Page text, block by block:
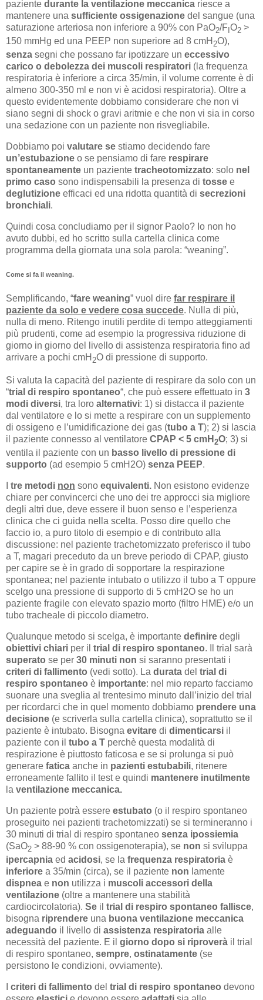
paziente durante la ventilazione meccanica riesce a
mantenere una sufficiente ossigenazione del sangue (una
saturazione arteriosa non inferiore a 90% con PaO2/F O2 >
150 mmHg ed una PEEP non superiore ad 8 cmH 2O),
senza segni che possano far ipotizzare un eccessivo
carico o debolezza dei muscoli respiratori (la frequenza
respiratoria è inferiore a circa 35/min, il volume corrente è di
almeno 300-350 ml e non vi è acidosi respiratoria). Oltre a
questo evidentemente dobbiamo considerare che non vi
siano segni di shock o gravi aritmie e che non vi sia in corso
una sedazione con un paziente non risvegliabile.
Dobbiamo poi valutare se stiamo decidendo fare
un’estubazione o se pensiamo di fare respirare
spontaneamente un paziente tracheotomizzato: solo nel
primo caso sono indispensabili la presenza di tosse e
deglutizione efficaci ed una ridotta quantità di secrezioni
bronchiali.
Quindi cosa concludiamo per il signor Paolo? Io non ho
avuto dubbi, ed ho scritto sulla cartella clinica come
programma della giornata una sola parola: “weaning”.
Come si fa il weaning.
Semplificando, “fare weaning” vuol dire far respirare il
paziente da solo e vedere cosa succede. Nulla di più,
nulla di meno. Ritengo inutili perdite di tempo atteggiamenti
più prudenti, come ad esempio la progressiva riduzione di
giorno in giorno del livello di assistenza respiratoria fino ad
arrivare a pochi cmH 2O di pressione di supporto.
Si valuta la capacità del paziente di respirare da solo con un
“trial di respiro spontaneo“, che può essere effettuato in 3
modi diversi, tra loro alternativi: 1) si distacca il paziente
dal ventilatore e lo si mette a respirare con un supplemento
di ossigeno e l’umidificazione dei gas (tubo a T); 2) si lascia
il paziente connesso al ventilatore CPAP < 5 cmH 2O; 3) si
ventila il paziente con un basso livello di pressione di
supporto (ad esempio 5 cmH2O) senza PEEP.
tre metodi non sono equivalenti. Non esistono evidenze
chiare per convincerci che uno dei tre approcci sia migliore
degli altri due, deve essere il buon senso e l’esperienza
clinica che ci guida nella scelta. Posso dire quello che
faccio io, a puro titolo di esempio e di contributo alla
discussione: nel paziente trachetomizzato preferisco il tubo
a T, magari preceduto da un breve periodo di CPAP, giusto
per capire se è in grado di sopportare la respirazione
spontanea; nel paziente intubato o utilizzo il tubo a T oppure
scelgo una pressione di supporto di 5 cmH2O se ho un
paziente fragile con elevato spazio morto (filtro HME) e/o un
tubo tracheale di piccolo diametro.
Qualunque metodo si scelga, è importante definire degli
obiettivi chiari per il trial di respiro spontaneo. Il trial sarà
superato se per 30 minuti non si saranno presentati i
criteri di fallimento (vedi sotto). La durata del trial di
respiro spontaneo è importante: nel mio reparto facciamo
suonare una sveglia al trentesimo minuto dall’inizio del trial
per ricordarci che in quel momento dobbiamo prendere una
decisione (e scriverla sulla cartella clinica), soprattutto se il
paziente è intubato. Bisogna evitare di dimenticarsi il
paziente con il tubo a T perchè questa modalità di
respirazione è piuttosto faticosa e se si prolunga si può
generare fatica anche in pazienti estubabili, ritenere
erroneamente fallito il test e quindi mantenere inutilmente
la ventilazione meccanica.
Un paziente potrà essere estubato (o il respiro spontaneo
proseguito nei pazienti trachetomizzati) se si termineranno i
30 minuti di trial di respiro spontaneo senza ipossiemia
(SaO2 > 88-90 % con ossigenoterapia), se non si sviluppa
ipercapnia ed acidosi, se la frequenza respiratoria è
inferiore a 35/min (circa), se il paziente non lamente
dispnea e non utilizza i muscoli accessori della
ventilazione (oltre a mantenere una stabilità
cardiocircolatoria). Se il trial di respiro spontaneo fallisce,
bisogna riprendere una buona ventilazione meccanica
adeguando il livello di assistenza respiratoria alle
necessità del paziente. E il giorno dopo si riproverà il trial
di respiro spontaneo, sempre, ostinatamente (se
persistono le condizioni, ovviamente).
criteri di fallimento del trial di respiro spontaneo devono